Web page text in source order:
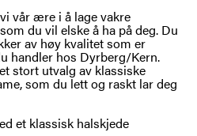
vår ære i å lage vakre
du vil elske å ha på deg. Du
av høy kvalitet som er
handler hos Dyrberg/Kern.
stort utvalg av klassiske
som du lett og raskt lar deg
et klassisk halskjede